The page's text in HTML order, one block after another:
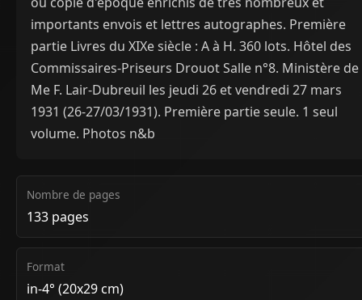
importants envois et lettres autographes. Première
partie Livres du XIXe siècle : A à H. 360 lots. Hôtel des
Commissaires-Priseurs Drouot Salle n°8. Ministère de
Me F. Lair-Dubreuil les jeudi 26 et vendredi 27 mars
1931 (26-27/03/1931). Première partie seule. 1 seul
volume. Photos n&b
Nombre de pages
133 pages
Format
in-4° (20x29 cm)